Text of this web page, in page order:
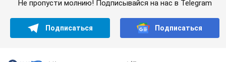
Не пропусти молнию! Подписывайся на нас в Telegram
Подписаться Подписаться